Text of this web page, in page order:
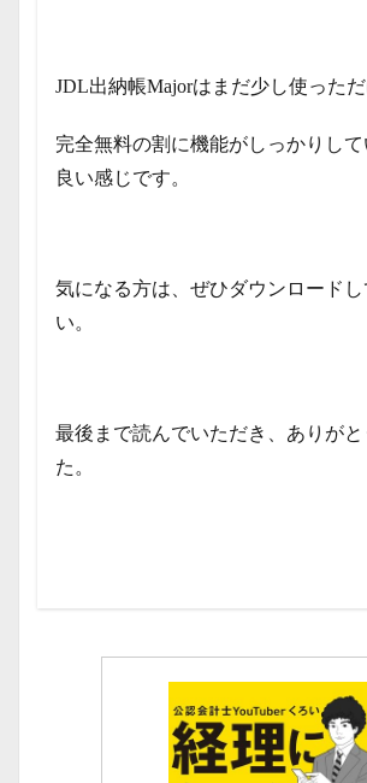
JDL出納帳Majorはまだ少し使っただ
完全無料の割に機能がしっかりし
良い感じです。
気になる方は、ぜひダウンロードし
い。
最後まで読んでいただき、ありが
た。